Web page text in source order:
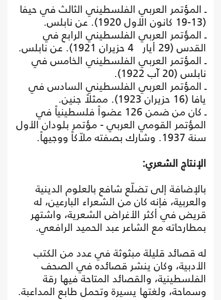
ـ المؤتمر العربي الفلسطيني الثالث في حيفا
(13-19 كانون الأول 1920). عن نابلس.
ـ المؤتمر العربي الفلسطيني الرابع في
القدس (29 أيار 4 حزيران 1921). عن نابلس.
ـ المؤتمر العربي الفلسطيني الخامس في
نابلس (20 آب 1922).
ـ المؤتمر العربي الفلسطيني السادس في
يافا (16 حزيران 1923). ممثلاً جنين.
ـ كان من ضمن 126 عضواً فلسطينياً في
المؤتمر القومي العربي - مؤتمر بلودان الأول
سنة 1937. وشارك بصفته ملاّكاً ووجيهاً.
الإنتاج الشعري:
بالإضافة إلى تضلّع شافع بالعلوم الدينية
والعربية، فإنه كان من الشعراء البارعين، له
قريض في أكثر الأغراض الشعرية، واشتهر
بمطارحاته مع الشاعر عبد الحميد الرافعي.
له قصائد قليلة مبثوثة في عدد من الكتب
الأدبية، وكان ينشر قصائده في الصحف
الفلسطينية، والقصائد المتاحة فيها رقة
وسماحة، ولغتها يسيرة وتحمل طابع المداعبة.